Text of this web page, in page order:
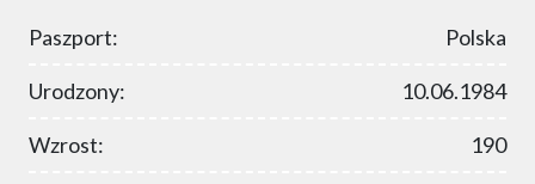
Paszport: Polska
Urodzony: 10.06.1984
Wzrost: 190